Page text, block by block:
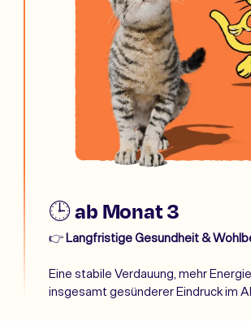
🕒 ab Monat 3
👉 Langfristige Gesundheit &
Eine stabile Verdauung, mehr
insgesamt gesünderer Eindruck im